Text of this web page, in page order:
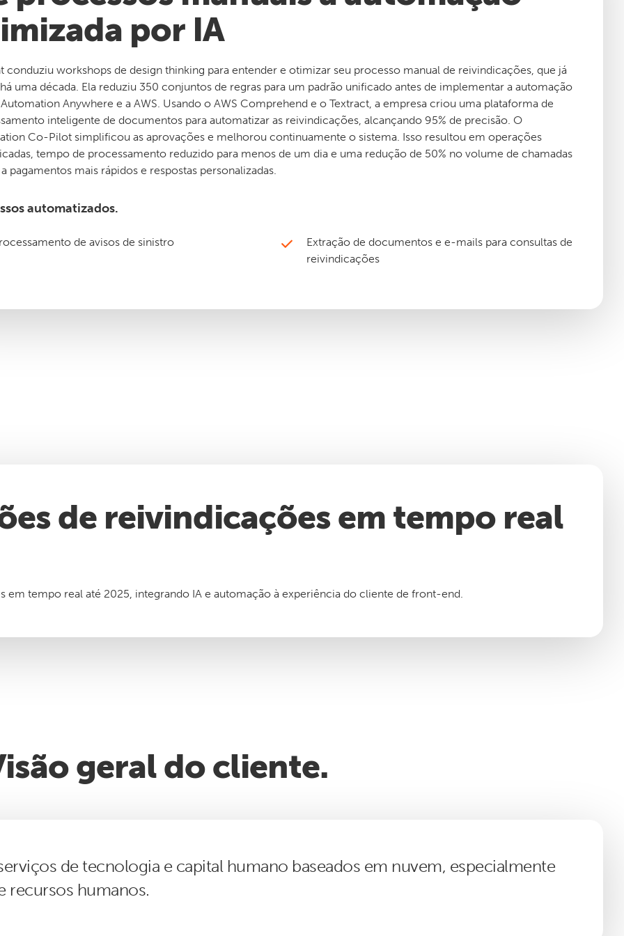
por IA
conduziu workshops de design thinking para entender e otimizar seu processo manual de reivindicações, que já
uma década. Ela reduziu 350 conjuntos de regras para um padrão unificado antes de implementar a automação
Anywhere e a AWS. Usando o AWS Comprehend e o Textract, a empresa criou uma plataforma de
inteligente de documentos para automatizar as reivindicações, alcançando 95% de precisão. O
Co-Pilot simplificou as aprovações e melhorou continuamente o sistema. Isso resultou em operações
tempo de processamento reduzido para menos de um dia e uma redução de 50% no volume de chamadas
pagamentos mais rápidos e respostas personalizadas.
automatizados.
de avisos de sinistro
Extração de documentos e e-mails para consultas de
reivindicações
de reivindicações em tempo real
em tempo real até 2025, integrando IA e automação à experiência do cliente de front-end.
geral do cliente.
de tecnologia e capital humano baseados em nuvem, especialmente
recursos humanos.